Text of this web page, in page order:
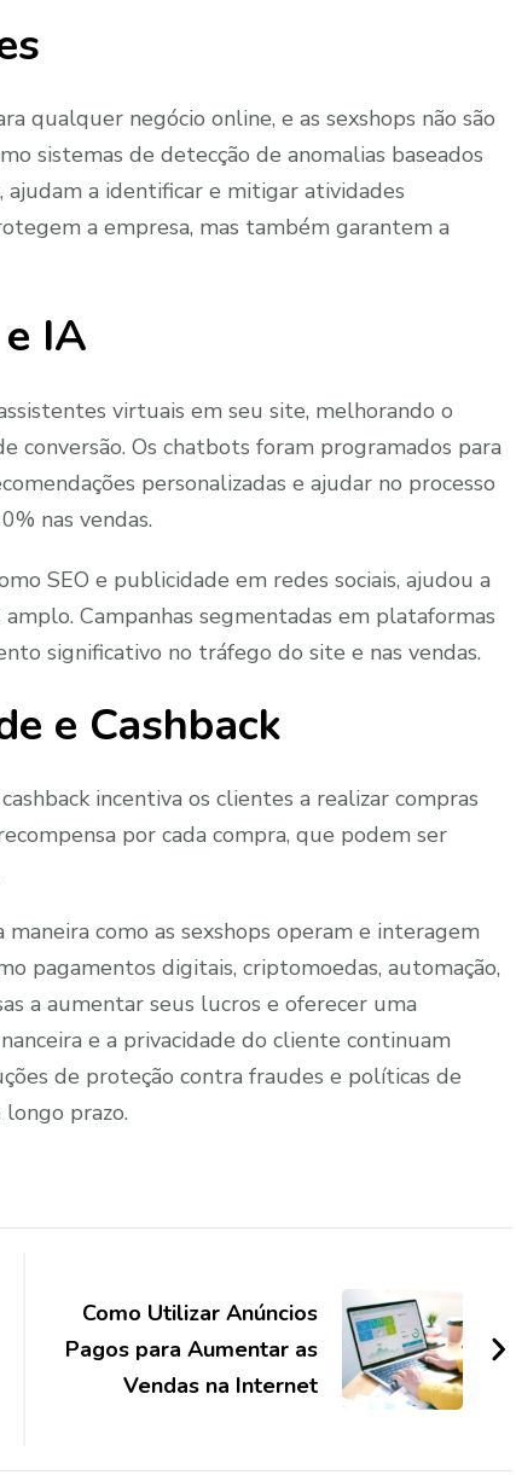
qualquer negócio online, e as sexshops não são
sistemas de detecção de anomalias baseados
a identificar e mitigar atividades
a empresa, mas também garantem a
IA
virtuais em seu site, melhorando o
conversão. Os chatbots foram programados para
personalizadas e ajudar no processo
nas vendas.
SEO e publicidade em redes sociais, ajudou a
Campanhas segmentadas em plataformas
significativo no tráfego do site e nas vendas.
e Cashback
incentiva os clientes a realizar compras
por cada compra, que podem ser
como as sexshops operam e interagem
pagamentos digitais, criptomoedas, automação,
a aumentar seus lucros e oferecer uma
e a privacidade do cliente continuam
de proteção contra fraudes e políticas de
longo prazo.
Como Utilizar Anúncios
Pagos para Aumentar as
Vendas na Internet